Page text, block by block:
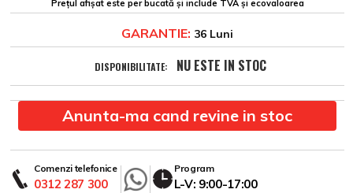
Prețul afișat este per bucată și include TVA și ecovaloarea
GARANTIE: 36 Luni
DISPONIBILITATE: NU ESTE IN STOC
Anunta-ma cand revine in stoc
Comenzi telefonice
0312 287 300
Program
L-V: 9:00-17:00